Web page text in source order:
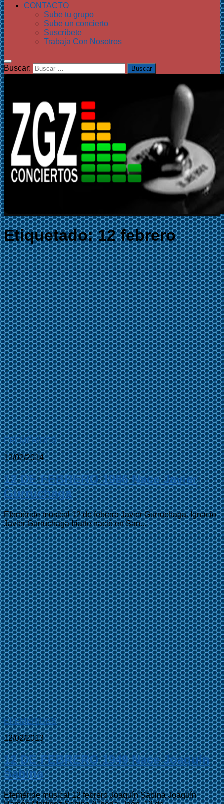
CONTACTO
Sube tu grupo
Sube un concierto
Suscríbete
Trabaja Con Nosotros
Buscar:
Etiquetado:12 febrero
EFEMÉRIDES
12/02/2014
12 DE FEBRERO 1986 Nace Javier
Gurruchaga
Efeméride musical 12 de febrero Javier Gurruchaga. Ignacio
Javier Gurruchaga Iriarte nació en San...
EFEMÉRIDES
12/02/2013
12 DE FEBRERO 1949 Nace Joaquín
Sabina
Efeméride musical 12 febrero Joaquín Sabina Joaquín